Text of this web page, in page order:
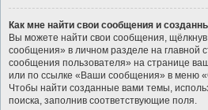
Как мне найти свои сообщения и
Вы можете найти свои сообщения,
сообщения» в личном разделе на главной
сообщения пользователя» на странице
или по ссылке «Ваши сообщения» в меню
Чтобы найти созданные вами темы,
поиска, заполнив соответствующие поля.